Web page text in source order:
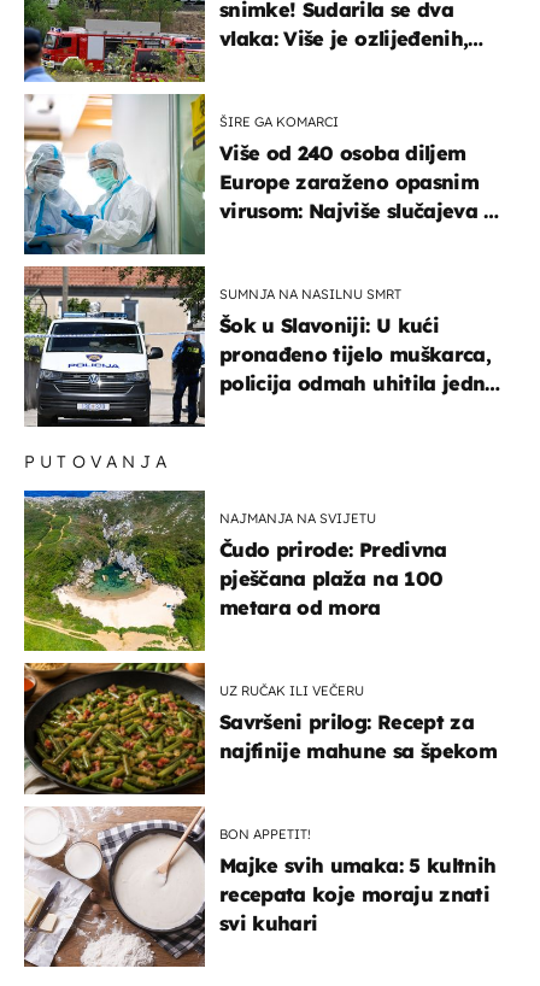
snimke! Sudarila se dva
vlaka: Više je ozlijeđenih,
ŠIRE GA KOMARCI
Više od 240 osoba diljem
Europe zaraženo opasnim
virusom: Najviše slučajeva u
SUMNJA NA NASILNU SMRT
Šok u Slavoniji: U kući
pronađeno tijelo muškarca,
policija odmah uhitila jednu
PUTOVANJA
NAJMANJA NA SVIJETU
Čudo prirode: Predivna
pješčana plaža na 100
metara od mora
UZ RUČAK ILI VEČERU
Savršeni prilog: Recept za
najfinije mahune sa špekom
BON APPETIT!
Majke svih umaka: 5 kultnih
recepata koje moraju znati
svi kuhari